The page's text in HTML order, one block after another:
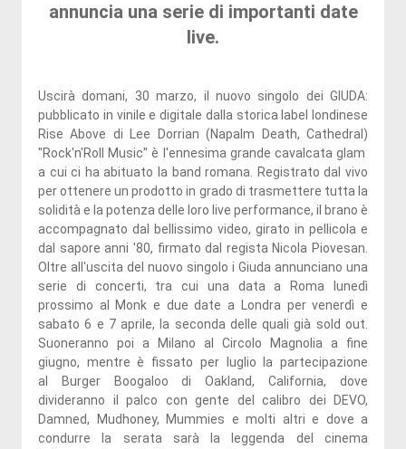
annuncia una serie di importanti date
live.
Uscirà domani, 30 marzo, il nuovo singolo dei GIUDA:
pubblicato in vinile e digitale dalla storica label londinese
Rise Above di Lee Dorrian (Napalm Death, Cathedral)
"Rock'n'Roll Music" è l'ennesima grande cavalcata glam
a cui ci ha abituato la band romana. Registrato dal vivo
per ottenere un prodotto in grado di trasmettere tutta la
solidità e la potenza delle loro live performance, il brano è
accompagnato dal bellissimo video, girato in pellicola e
dal sapore anni '80, firmato dal regista Nicola Piovesan.
Oltre all'uscita del nuovo singolo i Giuda annunciano una
serie di concerti, tra cui una data a Roma lunedì
prossimo al Monk e due date a Londra per venerdì e
sabato 6 e 7 aprile, la seconda delle quali già sold out.
Suoneranno poi a Milano al Circolo Magnolia a fine
giugno, mentre è fissato per luglio la partecipazione
al Burger Boogaloo di Oakland, California, dove
divideranno il palco con gente del calibro dei DEVO,
Damned, Mudhoney, Mummies e molti altri e dove a
condurre la serata sarà la leggenda del cinema